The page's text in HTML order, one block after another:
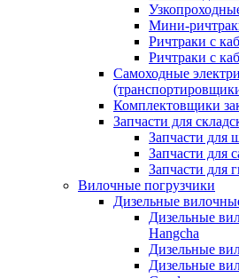
Мини-
Ричтраки с
Ричтраки с
Самоходные
Комплектовщики
Запчасти для
Запчасти для
Запчасти для
Запчасти для
Вилочные погрузчики
Дизельные
Дизельные
Hangcha
Дизельные
Дизельные